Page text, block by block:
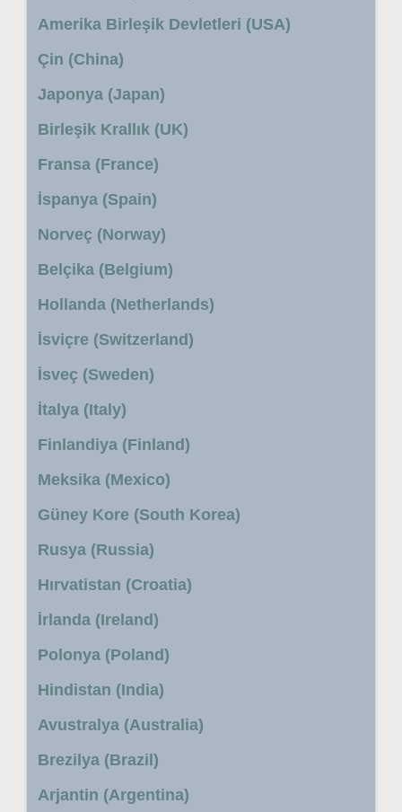
Amerika Birleşik Devletleri (USA)
Çin (China)
Japonya (Japan)
Birleşik Krallık (UK)
Fransa (France)
İspanya (Spain)
Norveç (Norway)
Belçika (Belgium)
Hollanda (Netherlands)
İsviçre (Switzerland)
İsveç (Sweden)
İtalya (Italy)
Finlandiya (Finland)
Meksika (Mexico)
Güney Kore (South Korea)
Rusya (Russia)
Hırvatistan (Croatia)
İrlanda (Ireland)
Polonya (Poland)
Hindistan (India)
Avustralya (Australia)
Brezilya (Brazil)
Arjantin (Argentina)